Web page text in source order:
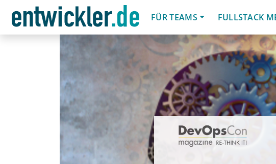
FÜR TEAMS
FULLSTACK